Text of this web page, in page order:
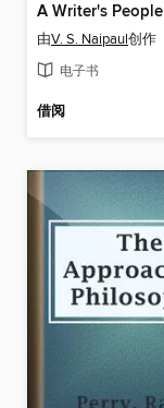
A Writer's People
由V. S. Naipaul创作
电子书
借阅